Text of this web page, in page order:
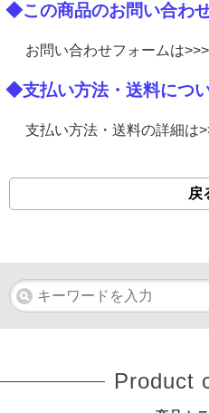
◆この商品のお問い合わ
お問い合わせフォームは>>>
◆支払い方法・送料につ
支払い方法・送料の詳細は
戻
Product